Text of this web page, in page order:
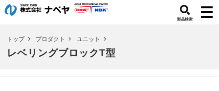
製品検索
トップ プロダクト ユニット
レベリングブロックT型